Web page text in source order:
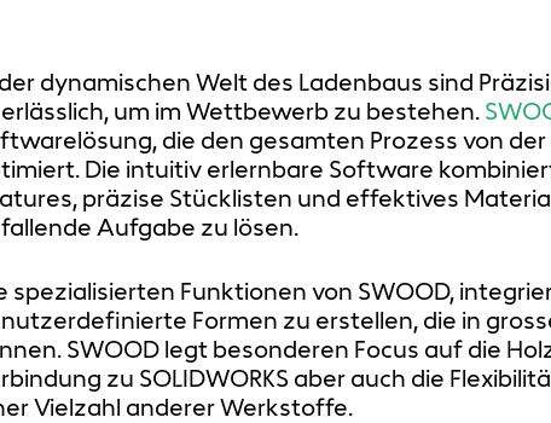
dynamischen Welt des Ladenbaus sind
um im Wettbewerb zu bestehen.
die den gesamten Prozess von
Die intuitiv erlernbare Software
präzise Stücklisten und effektives
Aufgabe zu lösen.
spezialisierten Funktionen von SWOOD,
Formen zu erstellen, die in
SWOOD legt besonderen Focus auf die
zu SOLIDWORKS aber auch die
Vielzahl anderer Werkstoffe.